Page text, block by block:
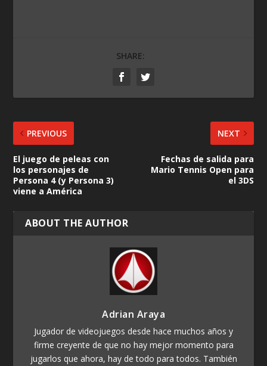
SHARE:
PREVIOUS
El juego de peleas con
los personajes de
Persona 4 (y Persona 3)
viene a América
NEXT
Fechas de salida para
Mario Tennis Open para
el 3DS
ABOUT THE AUTHOR
Adrian Araya
Jugador de videojuegos desde hace muchos años y
firme creyente de que no hay mejor momento para
jugarlos que ahora, hay de todo para todos. También